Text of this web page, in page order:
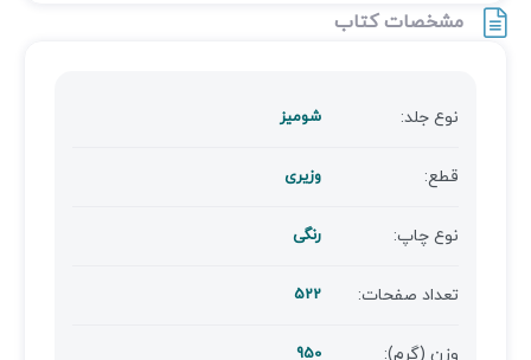
مشخصات کتاب
نوع جلد: شومیز
قطع: وزیری
نوع چاپ: رنگی
تعداد صفحات: 522
وزن (گرم): 950